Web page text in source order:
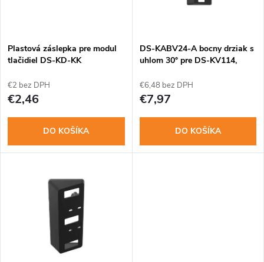
e
p
r
o
s
p
r
d
Plastová záslepka pre modul
tlačidiel DS-KD-KK
€2 bez DPH
€2,46
DO KOŠÍKA
DS-KABV24-A bocny drziak s
uhlom 30° pre DS-KV114,
€6,48 bez DPH
€7,97
DO KOŠÍKA